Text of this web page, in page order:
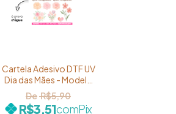
Cartela Adesivo DTF UV
Dia das Mães - Modelo
"Mãe, amor verdadeiro"
Ref. MOM04
R$5,90
R$3,51comPix